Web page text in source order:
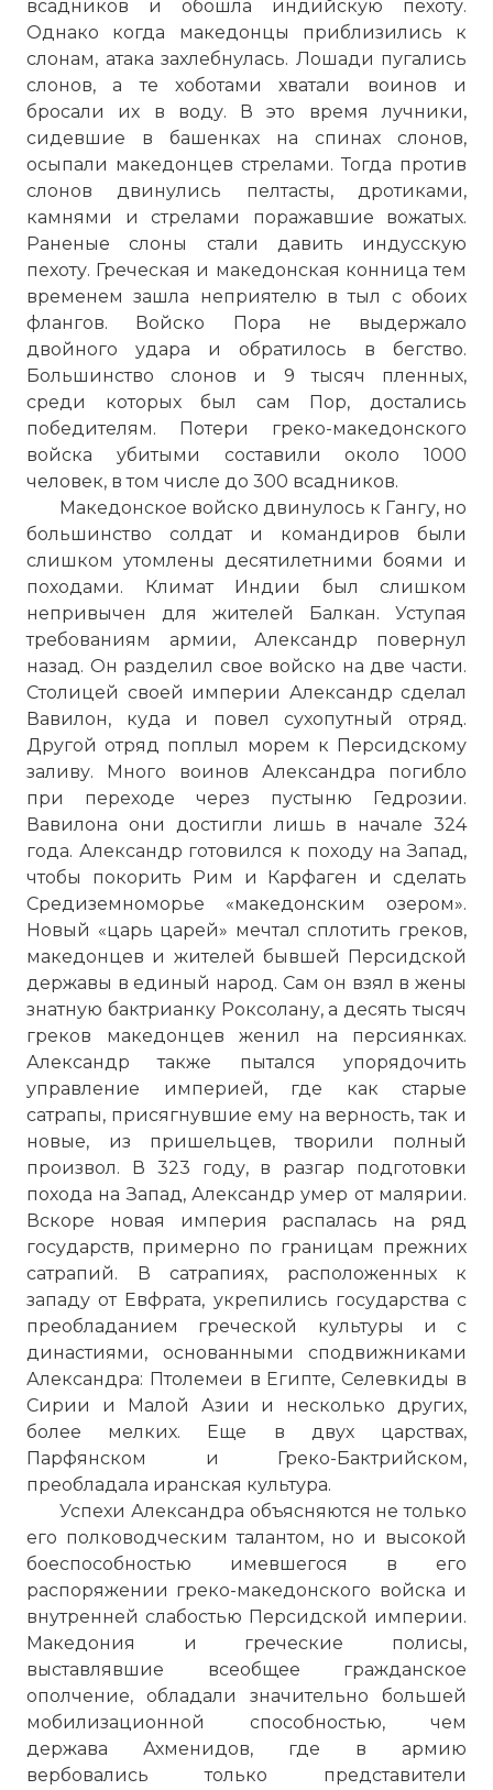
всадников и обошла индийскую пехоту.
Однако когда македонцы приблизились к
слонам, атака захлебнулась. Лошади пугались
слонов, а те хоботами хватали воинов и
бросали их в воду. В это время лучники,
сидевшие в башенках на спинах слонов,
осыпали македонцев стрелами. Тогда против
слонов двинулись пелтасты, дротиками,
камнями и стрелами поражавшие вожатых.
Раненые слоны стали давить индусскую
пехоту. Греческая и македонская конница тем
временем зашла неприятелю в тыл с обоих
флангов. Войско Пора не выдержало
двойного удара и обратилось в бегство.
Большинство слонов и 9 тысяч пленных,
среди которых был сам Пор, достались
победителям. Потери греко-македонского
войска убитыми составили около 1000
человек, в том числе до 300 всадников.
Македонское войско двинулось к Гангу, но
большинство солдат и командиров были
слишком утомлены десятилетними боями и
походами. Климат Индии был слишком
непривычен для жителей Балкан. Уступая
требованиям армии, Александр повернул
назад. Он разделил свое войско на две части.
Столицей своей империи Александр сделал
Вавилон, куда и повел сухопутный отряд.
Другой отряд поплыл морем к Персидскому
заливу. Много воинов Александра погибло
при переходе через пустыню Гедрозии.
Вавилона они достигли лишь в начале 324
года. Александр готовился к походу на Запад,
чтобы покорить Рим и Карфаген и сделать
Средиземноморье «македонским озером».
Новый «царь царей» мечтал сплотить греков,
македонцев и жителей бывшей Персидской
державы в единый народ. Сам он взял в жены
знатную бактрианку Роксолану, а десять тысяч
греков македонцев женил на персиянках.
Александр также пытался упорядочить
управление империей, где как старые
сатрапы, присягнувшие ему на верность, так и
новые, из пришельцев, творили полный
произвол. В 323 году, в разгар подготовки
похода на Запад, Александр умер от малярии.
Вскоре новая империя распалась на ряд
государств, примерно по границам прежних
сатрапий. В сатрапиях, расположенных к
западу от Евфрата, укрепились государства с
преобладанием греческой культуры и с
династиями, основанными сподвижниками
Александра: Птолемеи в Египте, Селевкиды в
Сирии и Малой Азии и несколько других,
более мелких. Еще в двух царствах,
Парфянском и Греко-Бактрийском,
преобладала иранская культура.
Успехи Александра объясняются не только
его полководческим талантом, но и высокой
боеспособностью имевшегося в его
распоряжении греко-македонского войска и
внутренней слабостью Персидской империи.
Македония и греческие полисы,
выставлявшие всеобщее гражданское
ополчение, обладали значительно большей
мобилизационной способностью, чем
держава Ахменидов, где в армию
вербовались только представители